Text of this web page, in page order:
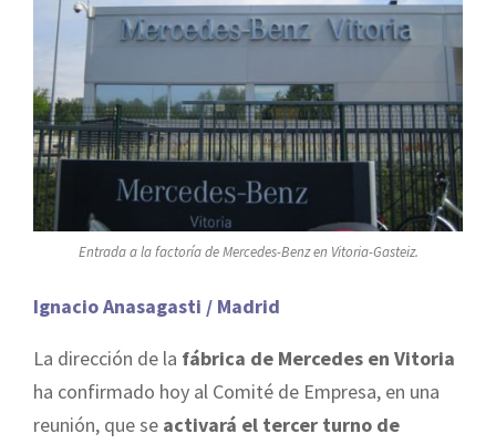
Entrada a la factoría de Mercedes-Benz en Vitoria-Gasteiz.
Ignacio Anasagasti / Madrid
La dirección de la fábrica de Mercedes en Vitoria
ha confirmado hoy al Comité de Empresa, en una
reunión, que se activará el tercer turno de